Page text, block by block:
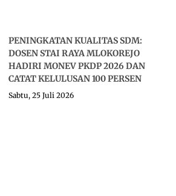
PENINGKATAN KUALITAS SDM:
DOSEN STAI RAYA MLOKOREJO
HADIRI MONEV PKDP 2026 DAN
CATAT KELULUSAN 100 PERSEN
Sabtu, 25 Juli 2026